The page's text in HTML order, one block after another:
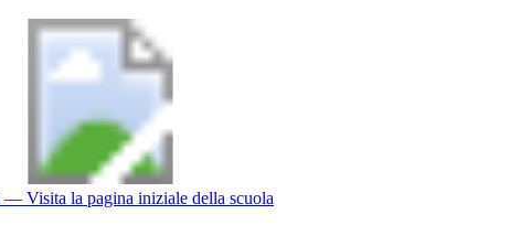
— Visita la pagina iniziale della scuola